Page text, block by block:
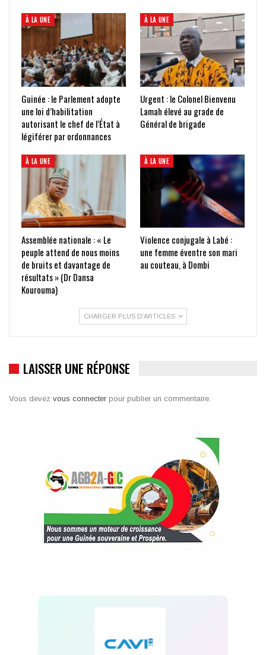
À LA UNE
Guinée : le Parlement adopte
une loi d’habilitation
autorisant le chef de l’État à
légiférer par ordonnances
À LA UNE
Urgent : le Colonel Bienvenu
Lamah élevé au grade de
Général de brigade
À LA UNE
Assemblée nationale : « Le
peuple attend de nous moins
de bruits et davantage de
résultats » (Dr Dansa
Kourouma)
À LA UNE
Violence conjugale à Labé :
une femme éventre son mari
au couteau, à Dombi
CHARGER PLUS D'ARTICLES
LAISSER UNE RÉPONSE
Vous devez vous connecter pour publier un commentaire.